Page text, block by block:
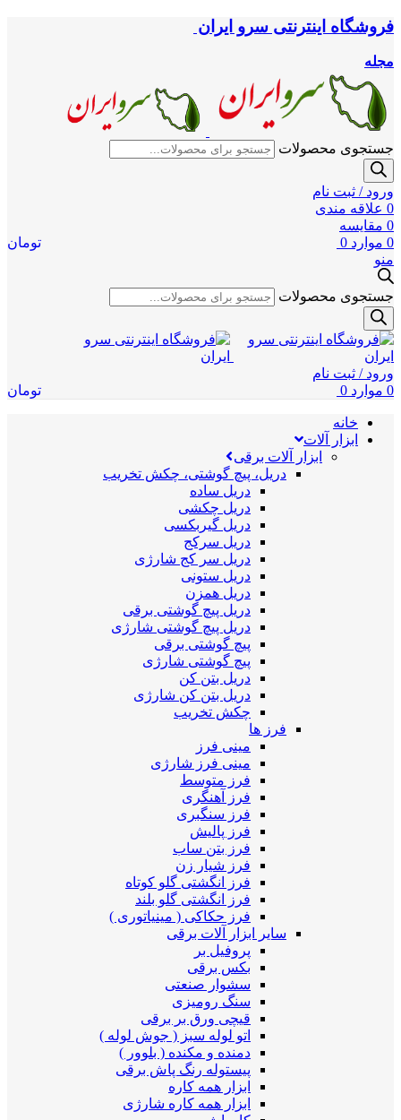
فروشگاه اینترنتی سرو ایران
مجله
جستجوی محصولات
ورود / ثبت نام
0 علاقه مندی
0 مقایسه
0 موارد 0
تومان
منو
جستجوی محصولات
ورود / ثبت نام
0 موارد 0 تومان
خانه
ابزار آلات
ابزار آلات برقی
دریل، پیچ گوشتی، چکش تخریب
دریل ساده
دریل چکشی
دریل گیربکسی
دریل سرکج
دریل سر کج شارژی
دریل ستونی
دریل همزن
دریل پیچ گوشتی برقی
دریل پیچ گوشتی شارژی
پیچ گوشتی برقی
پیچ گوشتی شارژی
دریل بتن کن
دریل بتن کن شارژی
چکش تخریب
فرز ها
مینی فرز
مینی فرز شارژی
فرز متوسط
فرز آهنگری
فرز سنگبری
فرز پالیش
فرز بتن ساب
فرز شیار زن
فرز انگشتی گلو کوتاه
فرز انگشتی گلو بلند
فرز حکاکی ( مینیاتوری )
سایر ابزار آلات برقی
پروفیل بر
بکس برقی
سشوار صنعتی
سنگ رومیزی
قیچی ورق بر برقی
اتو لوله سبز ( جوش لوله )
دمنده و مکنده ( بلوور )
پیستوله رنگ پاش برقی
ابزار همه کاره
ابزار همه کاره شارژی